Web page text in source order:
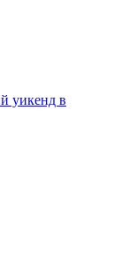
уикенд в